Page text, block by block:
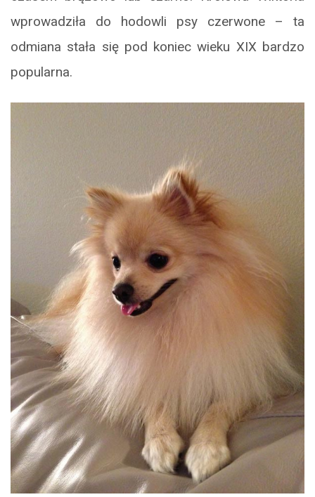
wprowadziła do hodowli psy czerwone – ta
odmiana stała się pod koniec wieku XIX bardzo
popularna.